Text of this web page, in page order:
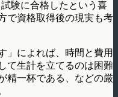
験に合格したという喜
で資格取得後の現実も考
」によれば、時間と費用
て生計を立てるのは困難
精一杯である、などの厳